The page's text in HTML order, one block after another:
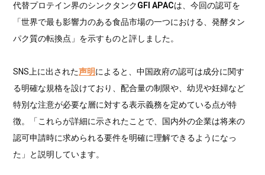
代替プロテイン界のシンクタンクGFI APACは、今回の認可を
「世界で最も影響力のある食品市場の一つにおける、発酵タン
パク質の転換点」を示すものと評しました。
SNS上に出された声明によると、中国政府の認可は成分に関す
る明確な規格を設けており、配合量の制限や、幼児や妊婦など
特別な注意が必要な層に対する表示義務を定めている点が特
徴。「これらが詳細に示されたことで、国内外の企業は将来の
認可申請時に求められる要件を明確に理解できるようになっ
た」と説明しています。